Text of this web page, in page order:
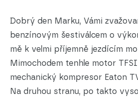
Dobrý den Marku, Vámi
benzínovým šestiválcem o
mě k velmi příjemně jezdícím
Mimochodem tenhle motor
mechanický kompresor Eaton
Na druhou stranu, po takto